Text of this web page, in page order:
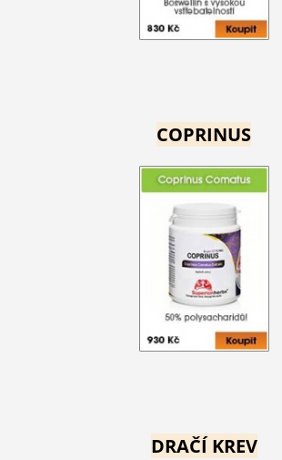
COPRINUS
DRAČÍ KREV